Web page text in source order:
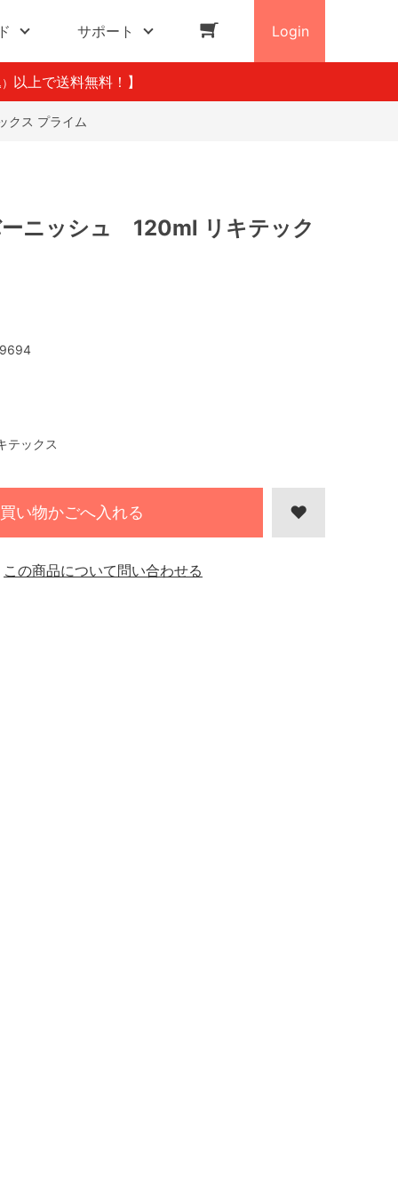
サポート Login
以上で送料無料！】
クス プライム
ニッシュ 120ml リキテック
テックス
買い物かごへ入れる
この商品について問い合わせる